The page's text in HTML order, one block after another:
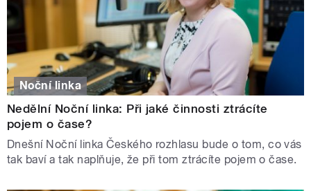
Noční linka
Nedělní Noční linka: Při jaké činnosti ztrácíte
pojem o čase?
Dnešní Noční linka Českého rozhlasu bude o tom, co vás
tak baví a tak naplňuje, že při tom ztrácíte pojem o čase.